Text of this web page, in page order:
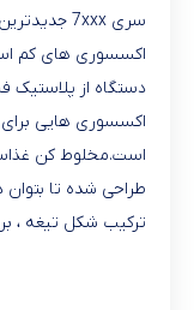
است.مخلوط کن
ترکیب شکل تیغه ،